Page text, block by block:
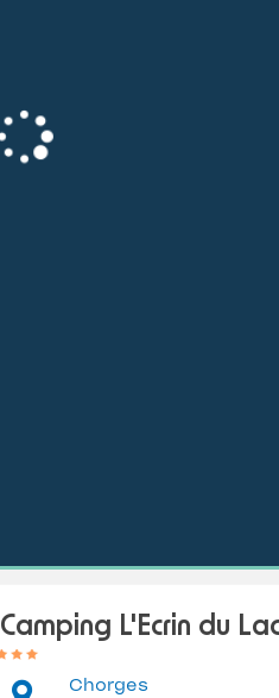
Camping L'Ecrin du
Chorges